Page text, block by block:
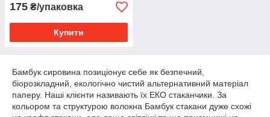
175 ₴/упаковка
Купити
Бамбук сировина позиціонує себе як безпечний,
біорозкладний, екологічно чистий альтернативний матеріал
паперу. Наші клієнти називають їх ЕКО стаканчики. За
кольором та структурою волокна Бамбук стакани дуже схожі